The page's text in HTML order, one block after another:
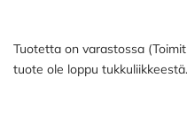
Tuotetta on varastossa
tuote ole loppu